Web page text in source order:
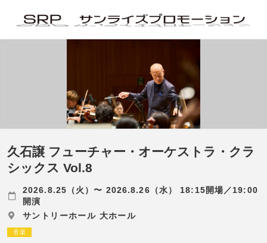
久石譲 フューチャー・オーケストラ・クラ
シックス Vol.8
2026.8.25（火）〜 2026.8.26（水） 18:15開場／19:00
開演
サントリーホール 大ホール
音楽